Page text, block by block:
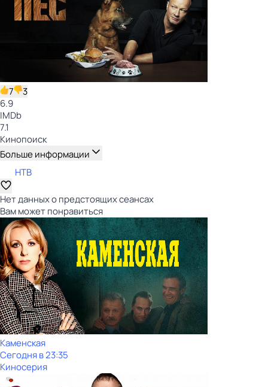
7
3
6.9
IMDb
7.1
Кинопоиск
Больше информации
НТВ
Нет данных о предстоящих сеансах
Вам может понравиться
Каменская
Сегодня в 23:35
Киносерия